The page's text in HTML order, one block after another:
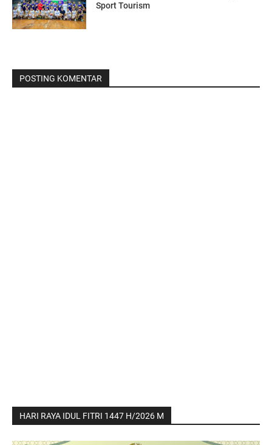
Sport Tourism
POSTING KOMENTAR
HARI RAYA IDUL FITRI 1447 H/2026 M